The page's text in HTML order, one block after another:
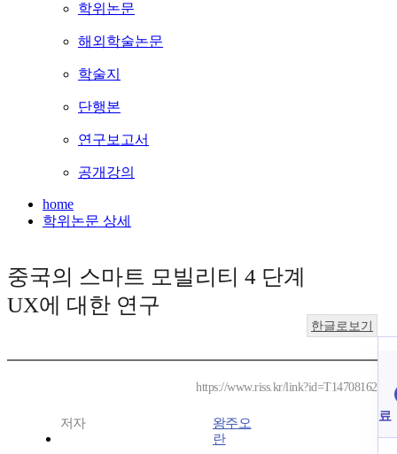
학위논문
해외학술논문
학술지
단행본
연구보고서
공개강의
home
학위논문 상세
중국의 스마트 모빌리티 4 단계
UX에 대한 연구
한글로보기
https://www.riss.kr/link?id=T14708162
저자
왕주오
란
료